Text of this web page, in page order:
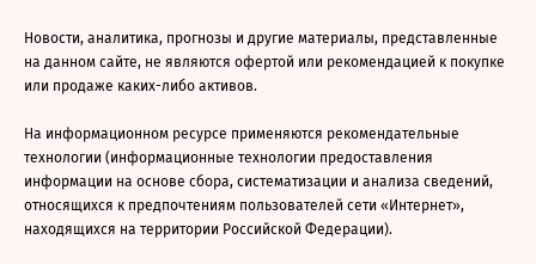
Новости, аналитика, прогнозы и другие материалы, представленные
на данном сайте, не являются офертой или рекомендацией к покупке
или продаже каких-либо активов.
На информационном ресурсе применяются рекомендательные
технологии (информационные технологии предоставления
информации на основе сбора, систематизации и анализа сведений,
относящихся к предпочтениям пользователей сети «Интернет»,
находящихся на территории Российской Федерации).